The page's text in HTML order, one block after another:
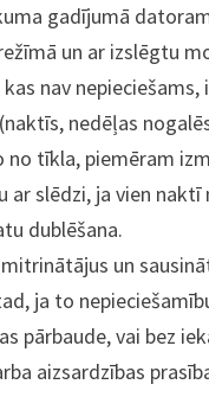
gadījumā
un ar izslēgtu
nav nepieciešams,
nedēļas
no tīkla, piemēram
ar slēdzi, ja vien naktī
dublēšana.
un
ja to
pārbaude, vai bez
aizsardzības